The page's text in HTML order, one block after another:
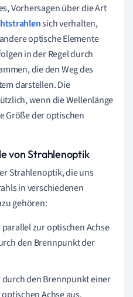
Vorhersagen über die Art
sich verhalten,
optische Elemente
in der Regel durch
die den Weg des
darstellen. Die
wenn die Wellenlänge
Größe der optischen
von Strahlenoptik
Strahlenoptik, die uns
in verschiedenen
gehören:
zur optischen Achse
den Brennpunkt der
den Brennpunkt einer
Achse aus.